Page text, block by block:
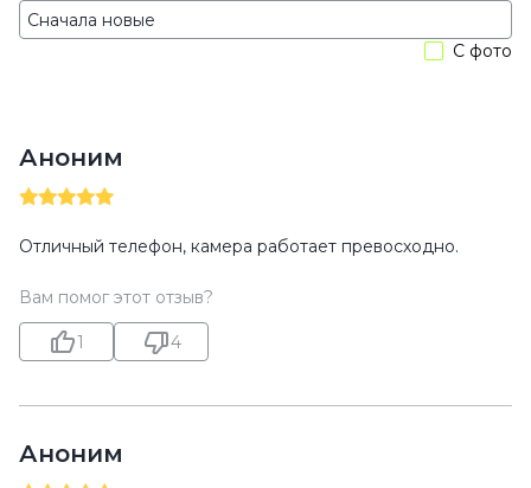
С фото
Аноним
Отличный телефон, камера работает превосходно.
Вам помог этот отзыв?
1 4
Аноним